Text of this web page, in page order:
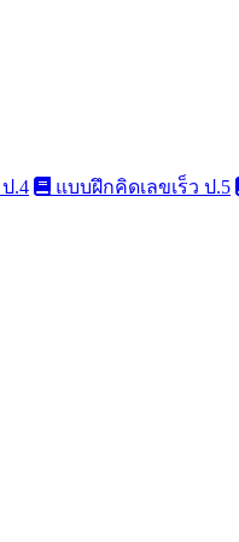
.4 แบบฝึกคิดเลขเร็ว ป.5